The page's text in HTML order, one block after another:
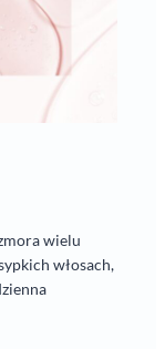
wielu
włosach,